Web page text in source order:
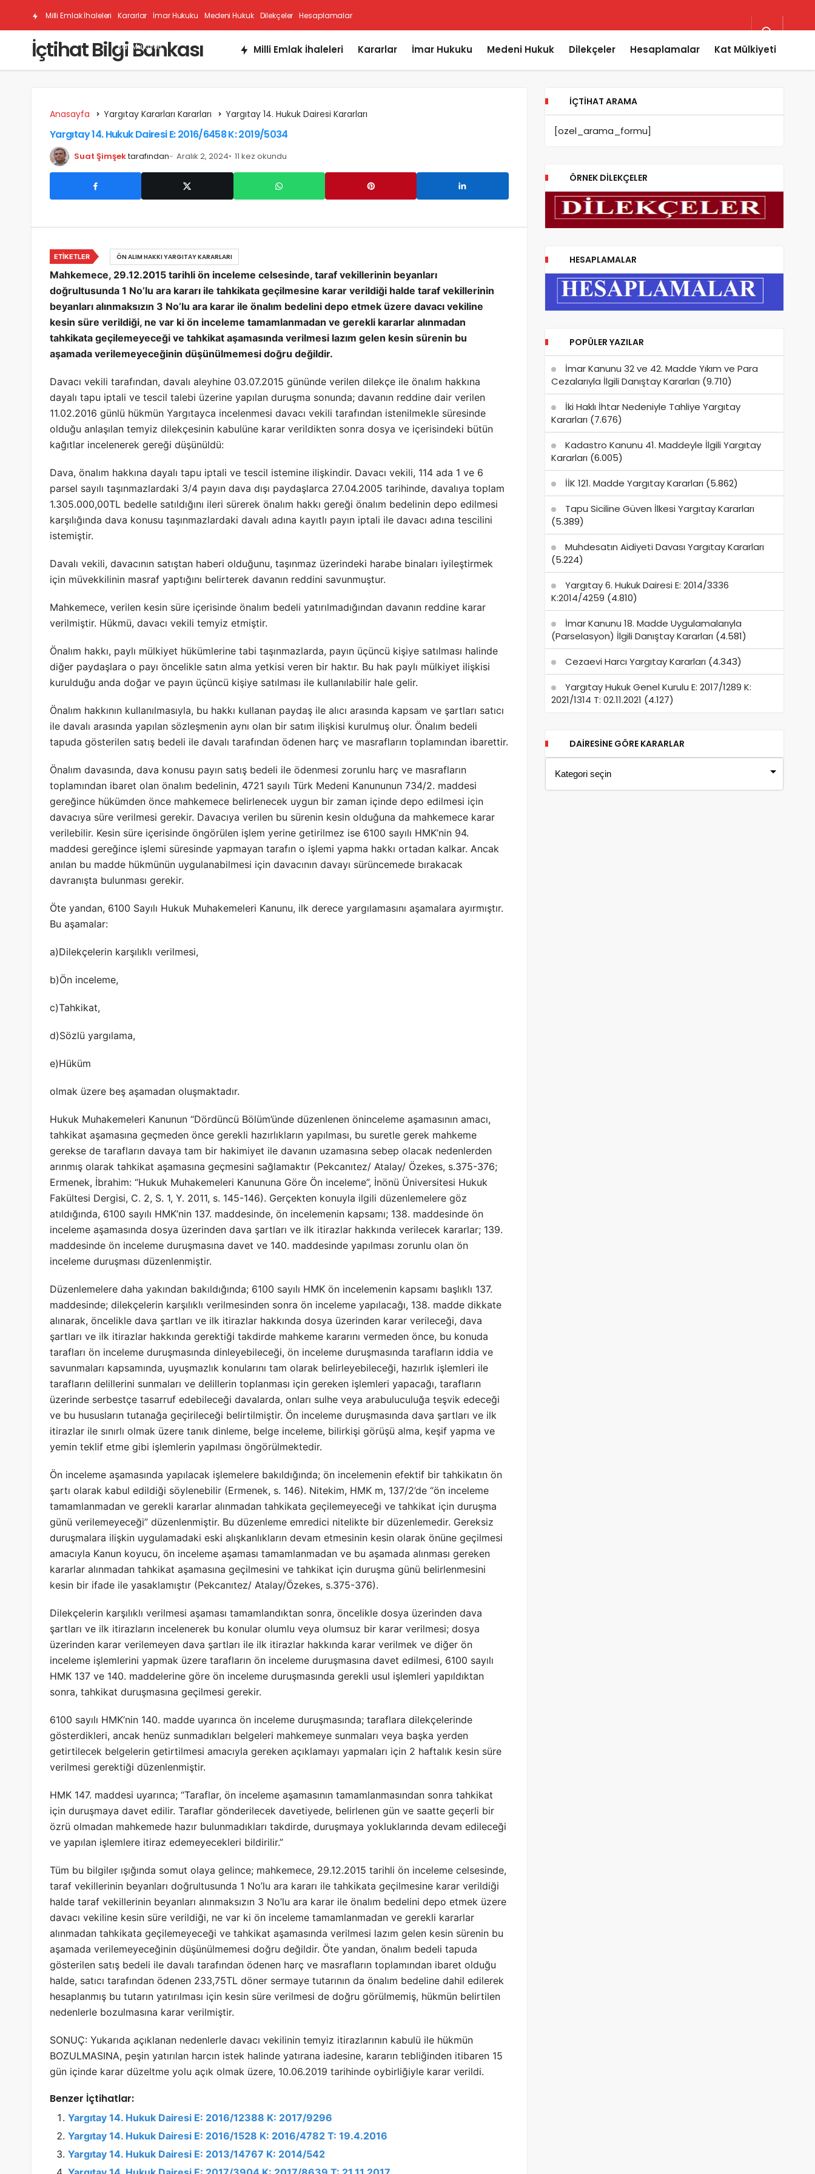
Milli Emlak İhaleleri Kararlar İmar Hukuku Medeni Hukuk Dilekçeler Hesaplamalar
Kat Mülkiyeti
İçtihat Bilgi Bankası Milli Emlak İhaleleri Kararlar İmar Hukuku Medeni Hukuk Dilekçeler Hesaplamalar Kat Mülkiyeti
Anasayfa Yargıtay Kararları Kararları Yargıtay 14. Hukuk Dairesi Kararları
Yargıtay 14. Hukuk Dairesi E: 2016/6458 K: 2019/5034
Suat Şimşektarafından Aralık 2, 2024 11 kez okundu
Mahkemece, 29.12.2015 tarihli ön inceleme celsesinde, taraf vekillerinin beyanları
doğrultusunda 1 No’lu ara kararı ile tahkikata geçilmesine karar verildiği halde taraf vekillerinin
beyanları alınmaksızın 3 No’lu ara karar ile önalım bedelini depo etmek üzere davacı vekiline
kesin süre verildiği, ne var ki ön inceleme tamamlanmadan ve gerekli kararlar alınmadan
tahkikata geçilemeyeceği ve tahkikat aşamasında verilmesi lazım gelen kesin sürenin bu
aşamada verilemeyeceğinin düşünülmemesi doğru değildir.
Davacı vekili tarafından, davalı aleyhine 03.07.2015 gününde verilen dilekçe ile önalım hakkına
dayalı tapu iptali ve tescil talebi üzerine yapılan duruşma sonunda; davanın reddine dair verilen
11.02.2016 günlü hükmün Yargıtayca incelenmesi davacı vekili tarafından istenilmekle süresinde
olduğu anlaşılan temyiz dilekçesinin kabulüne karar verildikten sonra dosya ve içerisindeki bütün
kağıtlar incelenerek gereği düşünüldü:
Dava, önalım hakkına dayalı tapu iptali ve tescil istemine ilişkindir. Davacı vekili, 114 ada 1 ve 6
parsel sayılı taşınmazlardaki 3/4 payın dava dışı paydaşlarca 27.04.2005 tarihinde, davalıya toplam
1.305.000,00TL bedelle satıldığını ileri sürerek önalım hakkı gereği önalım bedelinin depo edilmesi
karşılığında dava konusu taşınmazlardaki davalı adına kayıtlı payın iptali ile davacı adına tescilini
istemiştir.
Davalı vekili, davacının satıştan haberi olduğunu, taşınmaz üzerindeki harabe binaları iyileştirmek
için müvekkilinin masraf yaptığını belirterek davanın reddini savunmuştur.
Mahkemece, verilen kesin süre içerisinde önalım bedeli yatırılmadığından davanın reddine karar
verilmiştir. Hükmü, davacı vekili temyiz etmiştir.
Önalım hakkı, paylı mülkiyet hükümlerine tabi taşınmazlarda, payın üçüncü kişiye satılması halinde
diğer paydaşlara o payı öncelikle satın alma yetkisi veren bir haktır. Bu hak paylı mülkiyet ilişkisi
kurulduğu anda doğar ve payın üçüncü kişiye satılması ile kullanılabilir hale gelir.
Önalım hakkının kullanılmasıyla, bu hakkı kullanan paydaş ile alıcı arasında kapsam ve şartları satıcı
ile davalı arasında yapılan sözleşmenin aynı olan bir satım ilişkisi kurulmuş olur. Önalım bedeli
tapuda gösterilen satış bedeli ile davalı tarafından ödenen harç ve masrafların toplamından ibarettir.
Önalım davasında, dava konusu payın satış bedeli ile ödenmesi zorunlu harç ve masrafların
toplamından ibaret olan önalım bedelinin, 4721 sayılı Türk Medeni Kanununun 734/2. maddesi
gereğince hükümden önce mahkemece belirlenecek uygun bir zaman içinde depo edilmesi için
davacıya süre verilmesi gerekir. Davacıya verilen bu sürenin kesin olduğuna da mahkemece karar
verilebilir. Kesin süre içerisinde öngörülen işlem yerine getirilmez ise 6100 sayılı HMK’nin 94.
maddesi gereğince işlemi süresinde yapmayan tarafın o işlemi yapma hakkı ortadan kalkar. Ancak
anılan bu madde hükmünün uygulanabilmesi için davacının davayı sürüncemede bırakacak
davranışta bulunması gerekir.
Öte yandan, 6100 Sayılı Hukuk Muhakemeleri Kanunu, ilk derece yargılamasını aşamalara ayırmıştır.
Bu aşamalar:
a)Dilekçelerin karşılıklı verilmesi,
b)Ön inceleme,
c)Tahkikat,
d)Sözlü yargılama,
e)Hüküm
olmak üzere beş aşamadan oluşmaktadır.
Hukuk Muhakemeleri Kanunun “Dördüncü Bölüm’ünde düzenlenen öninceleme aşamasının amacı,
tahkikat aşamasına geçmeden önce gerekli hazırlıkların yapılması, bu suretle gerek mahkeme
gerekse de tarafların davaya tam bir hakimiyet ile davanın uzamasına sebep olacak nedenlerden
arınmış olarak tahkikat aşamasına geçmesini sağlamaktır (Pekcanıtez/ Atalay/ Özekes, s.375-376;
Ermenek, İbrahim: “Hukuk Muhakemeleri Kanununa Göre Ön inceleme”, İnönü Üniversitesi Hukuk
Fakültesi Dergisi, C. 2, S. 1, Y. 2011, s. 145-146). Gerçekten konuyla ilgili düzenlemelere göz
atıldığında, 6100 sayılı HMK’nin 137. maddesinde, ön incelemenin kapsamı; 138. maddesinde ön
inceleme aşamasında dosya üzerinden dava şartları ve ilk itirazlar hakkında verilecek kararlar; 139.
maddesinde ön inceleme duruşmasına davet ve 140. maddesinde yapılması zorunlu olan ön
inceleme duruşması düzenlenmiştir.
Düzenlemelere daha yakından bakıldığında; 6100 sayılı HMK ön incelemenin kapsamı başlıklı 137.
maddesinde; dilekçelerin karşılıklı verilmesinden sonra ön inceleme yapılacağı, 138. madde dikkate
alınarak, öncelikle dava şartları ve ilk itirazlar hakkında dosya üzerinden karar verileceği, dava
şartları ve ilk itirazlar hakkında gerektiği takdirde mahkeme kararını vermeden önce, bu konuda
tarafları ön inceleme duruşmasında dinleyebileceği, ön inceleme duruşmasında tarafların iddia ve
savunmaları kapsamında, uyuşmazlık konularını tam olarak belirleyebileceği, hazırlık işlemleri ile
tarafların delillerini sunmaları ve delillerin toplanması için gereken işlemleri yapacağı, tarafların
üzerinde serbestçe tasarruf edebileceği davalarda, onları sulhe veya arabuluculuğa teşvik edeceği
ve bu hususların tutanağa geçirileceği belirtilmiştir. Ön inceleme duruşmasında dava şartları ve ilk
itirazlar ile sınırlı olmak üzere tanık dinleme, belge inceleme, bilirkişi görüşü alma, keşif yapma ve
yemin teklif etme gibi işlemlerin yapılması öngörülmektedir.
Ön inceleme aşamasında yapılacak işlemelere bakıldığında; ön incelemenin efektif bir tahkikatın ön
şartı olarak kabul edildiği söylenebilir (Ermenek, s. 146). Nitekim, HMK m, 137/2’de “ön inceleme
tamamlanmadan ve gerekli kararlar alınmadan tahkikata geçilemeyeceği ve tahkikat için duruşma
günü verilemeyeceği” düzenlenmiştir. Bu düzenleme emredici nitelikte bir düzenlemedir. Gereksiz
duruşmalara ilişkin uygulamadaki eski alışkanlıkların devam etmesinin kesin olarak önüne geçilmesi
amacıyla Kanun koyucu, ön inceleme aşaması tamamlanmadan ve bu aşamada alınması gereken
kararlar alınmadan tahkikat aşamasına geçilmesini ve tahkikat için duruşma günü belirlenmesini
kesin bir ifade ile yasaklamıştır (Pekcanıtez/ Atalay/Özekes, s.375-376).
Dilekçelerin karşılıklı verilmesi aşaması tamamlandıktan sonra, öncelikle dosya üzerinden dava
şartları ve ilk itirazların incelenerek bu konular olumlu veya olumsuz bir karar verilmesi; dosya
üzerinden karar verilemeyen dava şartları ile ilk itirazlar hakkında karar verilmek ve diğer ön
inceleme işlemlerini yapmak üzere tarafların ön inceleme duruşmasına davet edilmesi, 6100 sayılı
HMK 137 ve 140. maddelerine göre ön inceleme duruşmasında gerekli usul işlemleri yapıldıktan
sonra, tahkikat duruşmasına geçilmesi gerekir.
6100 sayılı HMK’nin 140. madde uyarınca ön inceleme duruşmasında; taraflara dilekçelerinde
gösterdikleri, ancak henüz sunmadıkları belgeleri mahkemeye sunmaları veya başka yerden
getirtilecek belgelerin getirtilmesi amacıyla gereken açıklamayı yapmaları için 2 haftalık kesin süre
verilmesi gerektiği düzenlenmiştir.
HMK 147. maddesi uyarınca; “Taraflar, ön inceleme aşamasının tamamlanmasından sonra tahkikat
için duruşmaya davet edilir. Taraflar gönderilecek davetiyede, belirlenen gün ve saatte geçerli bir
özrü olmadan mahkemede hazır bulunmadıkları takdirde, duruşmaya yokluklarında devam edileceği
ve yapılan işlemlere itiraz edemeyecekleri bildirilir.”
Tüm bu bilgiler ışığında somut olaya gelince; mahkemece, 29.12.2015 tarihli ön inceleme celsesinde,
taraf vekillerinin beyanları doğrultusunda 1 No’lu ara kararı ile tahkikata geçilmesine karar verildiği
halde taraf vekillerinin beyanları alınmaksızın 3 No’lu ara karar ile önalım bedelini depo etmek üzere
davacı vekiline kesin süre verildiği, ne var ki ön inceleme tamamlanmadan ve gerekli kararlar
alınmadan tahkikata geçilemeyeceği ve tahkikat aşamasında verilmesi lazım gelen kesin sürenin bu
aşamada verilemeyeceğinin düşünülmemesi doğru değildir. Öte yandan, önalım bedeli tapuda
gösterilen satış bedeli ile davalı tarafından ödenen harç ve masrafların toplamından ibaret olduğu
halde, satıcı tarafından ödenen 233,75TL döner sermaye tutarının da önalım bedeline dahil edilerek
hesaplanmış bu tutarın yatırılması için kesin süre verilmesi de doğru görülmemiş, hükmün belirtilen
nedenlerle bozulmasına karar verilmiştir.
SONUÇ: Yukarıda açıklanan nedenlerle davacı vekilinin temyiz itirazlarının kabulü ile hükmün
BOZULMASINA, peşin yatırılan harcın istek halinde yatırana iadesine, kararın tebliğinden itibaren 15
gün içinde karar düzeltme yolu açık olmak üzere, 10.06.2019 tarihinde oybirliğiyle karar verildi.
Benzer İçtihatlar:
Yargıtay 14. Hukuk Dairesi E: 2016/12388 K: 2017/9296
Yargıtay 14. Hukuk Dairesi E: 2016/1528 K: 2016/4782 T: 19.4.2016
Yargıtay 14. Hukuk Dairesi E: 2013/14767 K: 2014/542
ETIKETLER ÖN ALIM HAKKI YARGITAY KARARLARI
İÇTIHAT ARAMA
[ozel_arama_formu]
ÖRNEK DILEKÇELER
HESAPLAMALAR
POPÜLER YAZILAR
İmar Kanunu 32 ve 42. Madde Yıkım ve Para
Cezalarıyla İlgili Danıştay Kararları (9.710)
İki Haklı İhtar Nedeniyle Tahliye Yargıtay
Kararları (7.676)
Kadastro Kanunu 41. Maddeyle İlgili Yargıtay
Kararları (6.005)
İİK 121. Madde Yargıtay Kararları (5.862)
Tapu Siciline Güven İlkesi Yargıtay Kararları
(5.389)
Muhdesatın Aidiyeti Davası Yargıtay Kararları
(5.224)
Yargıtay 6. Hukuk Dairesi E: 2014/3336
K:2014/4259 (4.810)
İmar Kanunu 18. Madde Uygulamalarıyla
(Parselasyon) İlgili Danıştay Kararları (4.581)
Cezaevi Harcı Yargıtay Kararları (4.343)
Yargıtay Hukuk Genel Kurulu E: 2017/1289 K:
2021/1314 T: 02.11.2021 (4.127)
DAIRESINE GÖRE KARARLAR